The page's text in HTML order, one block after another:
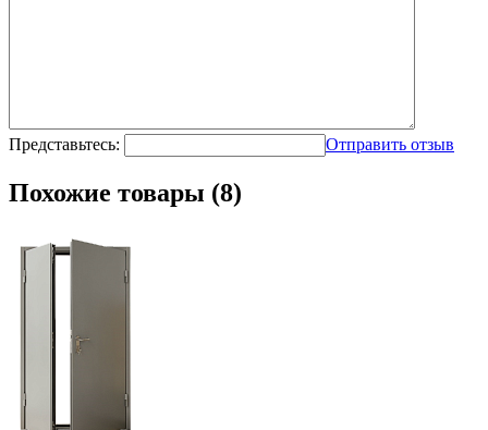
Представьтесь: Отправить отзыв
Похожие товары (8)